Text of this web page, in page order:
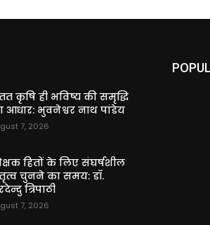
कृषि ही भविष्य की समृद्धि
आधार: भुवनेश्वर नाथ पांडेय
7, 2026
हितों के लिए संघर्षशील
चुनने का समय: डॉ.
त्रिपाठी
7, 2026